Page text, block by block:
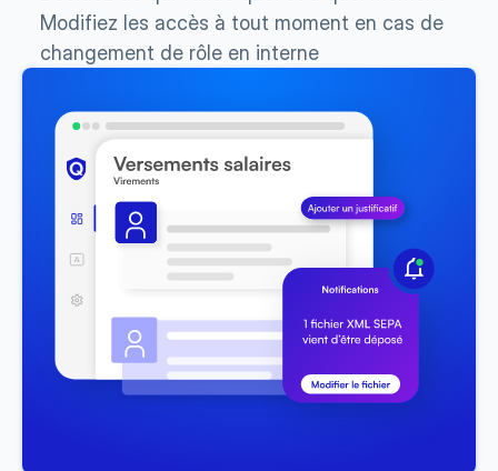
Modifiez les accès à tout moment en cas de
changement de rôle en interne